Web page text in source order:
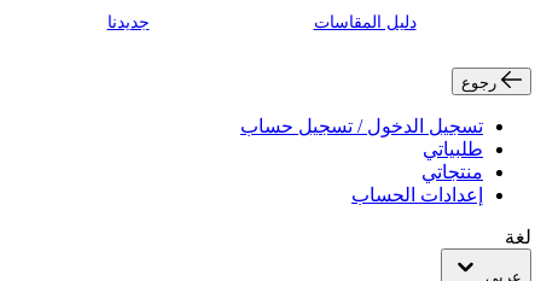
دليل المقاسات جديدنا
رجوع
تسجيل الدخول / تسجيل حساب
طلبياتي
منتجاتي
إعدادات الحساب
لغة
عربي